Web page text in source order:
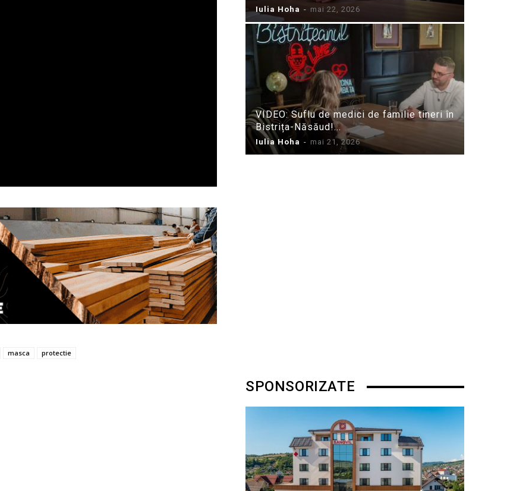
masca protectie
Iulia Hoha - mai 22, 2026
VIDEO: Suflu de medici de familie tineri în
Bistrița-Năsăud!...
Iulia Hoha - mai 21, 2026
SPONSORIZATE